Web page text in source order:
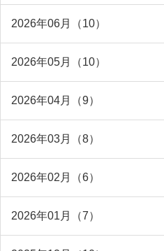
2026年06月（10）
2026年05月（10）
2026年04月（9）
2026年03月（8）
2026年02月（6）
2026年01月（7）